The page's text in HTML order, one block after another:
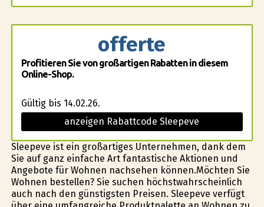
offerte
Profitieren Sie von großartigen Rabatten in diesem
Online-Shop.
Gültig bis 14.02.26.
anzeigen Rabattcode Sleepeve
Sleepeve ist ein großartiges Unternehmen, dank dem
Sie auf ganz einfache Art fantastische Aktionen und
Angebote für Wohnen nachsehen können.Möchten Sie
Wohnen bestellen? Sie suchen höchstwahrscheinlich
auch nach den günstigsten Preisen. Sleepeve verfügt